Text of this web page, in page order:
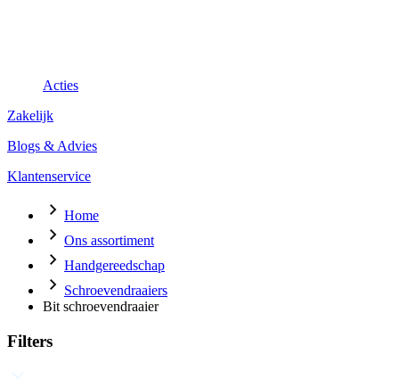
Acties
Zakelijk
Blogs & Advies
Klantenservice
Home
Ons assortiment
Handgereedschap
Schroevendraaiers
Bit schroevendraaier
Filters